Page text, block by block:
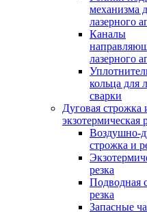
механизма
лазерного
Каналы
лазерного
кольца для
сварки
Дуговая строжка
экзотермическая
Воздушно-
строжка и
резка
Подводная
резка
Запасные